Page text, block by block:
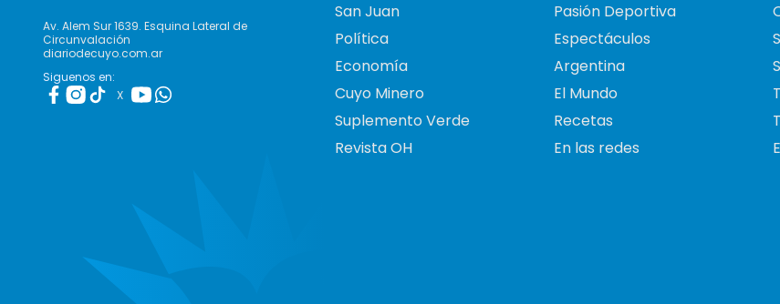
Av. Alem Sur 1639. Esquina Lateral de
Circunvalación
diariodecuyo.com.ar
Siguenos en:
X
San Juan
Política
Economía
Cuyo Minero
Suplemento Verde
Revista OH
Pasión Deportiva
Espectáculos
Argentina
El Mundo
Recetas
En las redes